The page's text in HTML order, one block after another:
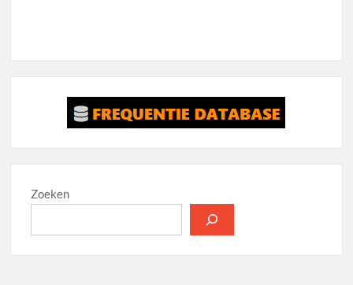
Zoeken